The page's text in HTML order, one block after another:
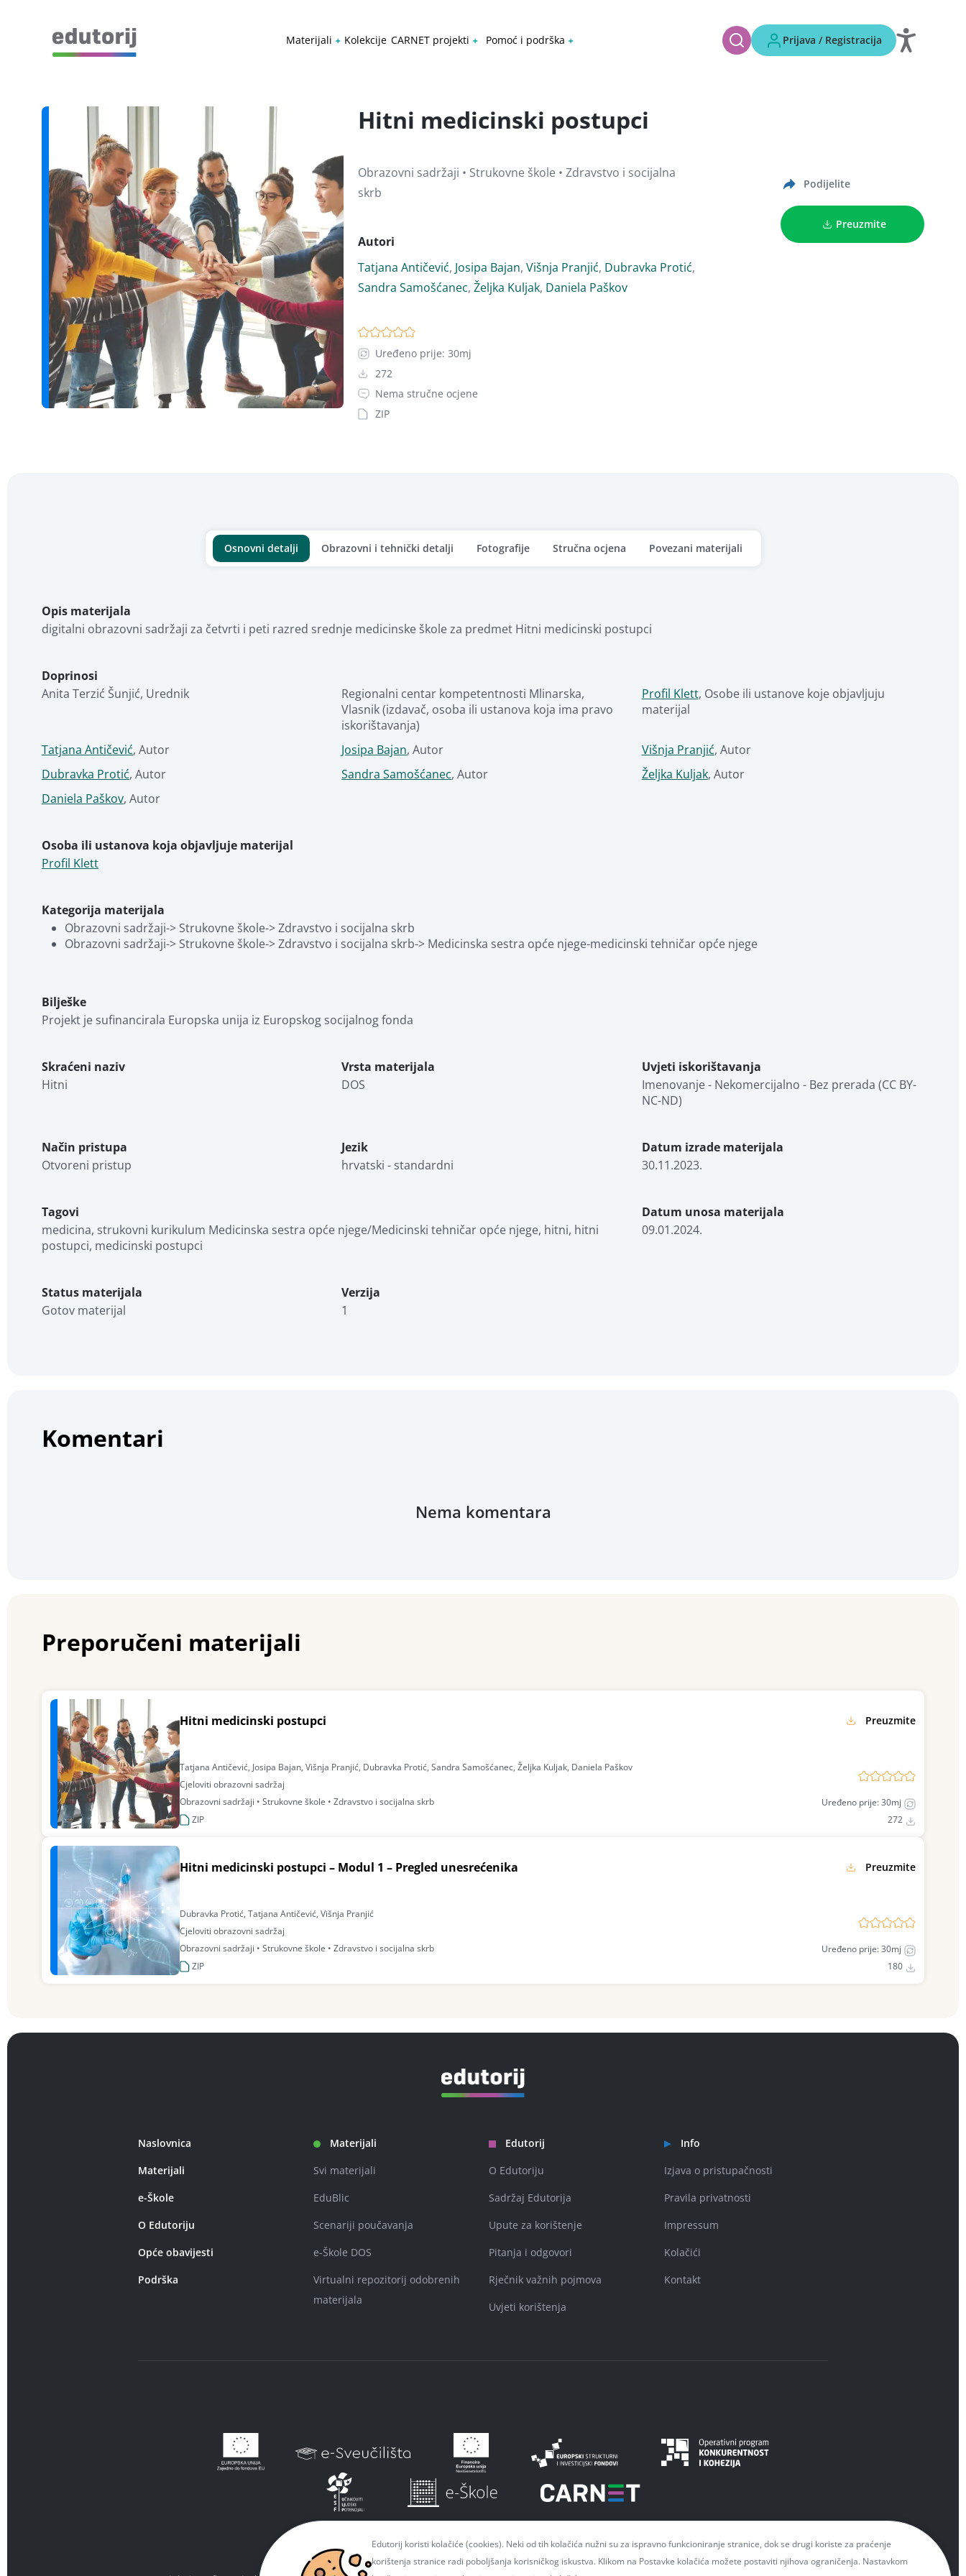
Materijali Kolekcije CARNET projekti Pomoć i podrška Prijava / Registracija
Hitni medicinski postupci
Obrazovni sadržaji • Strukovne škole • Zdravstvo i socijalna
skrb
Autori
Tatjana Antičević, Josipa Bajan, Višnja Pranjić, Dubravka Protić,
Sandra Samošćanec, Željka Kuljak, Daniela Paškov
Uređeno prije: 30mj
272
Nema stručne ocjene
ZIP
Podijelite
Preuzmite
Osnovni detalji Obrazovni i tehnički detalji Fotografije Stručna ocjena Povezani materijali
Opis materijala
digitalni obrazovni sadržaji za četvrti i peti razred srednje medicinske škole za predmet Hitni medicinski postupci
Doprinosi
Anita Terzić Šunjić, Urednik Regionalni centar kompetentnosti Mlinarska,
Vlasnik (izdavač, osoba ili ustanova koja ima pravo
iskorištavanja)
Profil Klett, Osobe ili ustanove koje objavljuju
materijal
Tatjana Antičević, Autor Josipa Bajan, Autor Višnja Pranjić, Autor
Dubravka Protić, Autor Sandra Samošćanec, Autor Željka Kuljak, Autor
Daniela Paškov, Autor
Osoba ili ustanova koja objavljuje materijal
Profil Klett
Kategorija materijala
Obrazovni sadržaji-> Strukovne škole-> Zdravstvo i socijalna skrb
Obrazovni sadržaji-> Strukovne škole-> Zdravstvo i socijalna skrb-> Medicinska sestra opće njege-medicinski tehničar opće njege
Bilješke
Projekt je sufinancirala Europska unija iz Europskog socijalnog fonda
Skraćeni naziv
Hitni
Vrsta materijala
DOS
Uvjeti iskorištavanja
Imenovanje - Nekomercijalno - Bez prerada (CC BY-
NC-ND)
Način pristupa
Otvoreni pristup
Jezik
hrvatski - standardni
Datum izrade materijala
30.11.2023.
Tagovi
medicina, strukovni kurikulum Medicinska sestra opće njege/Medicinski tehničar opće njege, hitni, hitni
postupci, medicinski postupci
Datum unosa materijala
09.01.2024.
Status materijala
Gotov materijal
Verzija
1
Komentari
Nema komentara
Preporučeni materijali
Hitni medicinski postupci
Tatjana Antičević, Josipa Bajan, Višnja Pranjić, Dubravka Protić, Sandra Samošćanec, Željka Kuljak, Daniela Paškov
Cjeloviti obrazovni sadržaj
Obrazovni sadržaji • Strukovne škole • Zdravstvo i socijalna skrb
ZIP
Preuzmite
Uređeno prije: 30mj
272
Hitni medicinski postupci – Modul 1 – Pregled unesrećenika
Dubravka Protić, Tatjana Antičević, Višnja Pranjić
Cjeloviti obrazovni sadržaj
Obrazovni sadržaji • Strukovne škole • Zdravstvo i socijalna skrb
ZIP
Preuzmite
Uređeno prije: 30mj
180
Naslovnica
Materijali
e-Škole
O Edutoriju
Opće obavijesti
Podrška
Materijali
Svi materijali
EduBlic
Scenariji poučavanja
e-Škole DOS
Virtualni repozitorij odobrenih
materijala
Edutorij
O Edutoriju
Sadržaj Edutorija
Upute za korištenje
Pitanja i odgovori
Rječnik važnih pojmova
Uvjeti korištenja
Info
Izjava o pristupačnosti
Pravila privatnosti
Impressum
Kolačići
Kontakt
Edutorij koristi kolačiće (cookies). Neki od tih kolačića nužni su za ispravno funkcioniranje stranice, dok se drugi koriste za praćenje
korištenja stranice radi poboljšanja korisničkog iskustva. Klikom na Postavke kolačića možete postaviti njihova ograničenja. Nastavkom